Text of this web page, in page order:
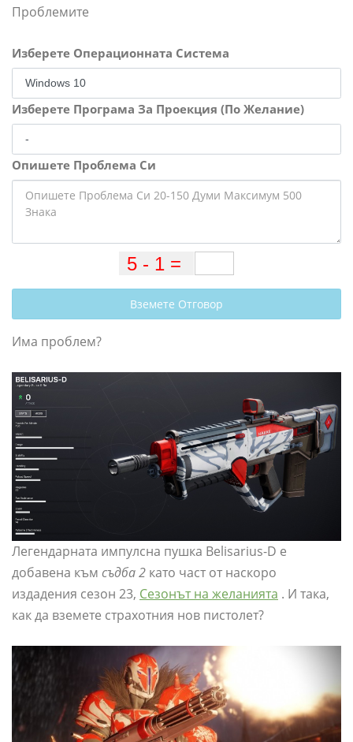
Проблемите
Изберете Операционната Система
Изберете Програма За Проекция (По Желание)
Опишете Проблема Си
Вземете Отговор
Има проблем?
Легендарната импулсна пушка Belisarius-D е
добавена към съдба 2 като част от наскоро
издадения сезон 23, Сезонът на желанията . И така,
как да вземете страхотния нов пистолет?